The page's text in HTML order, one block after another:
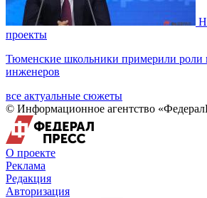
проекты
Тюменские школьники примерили роли
инженеров
все актуальные сюжеты
© Информационное агентство
О проекте
Реклама
Редакция
Авторизация